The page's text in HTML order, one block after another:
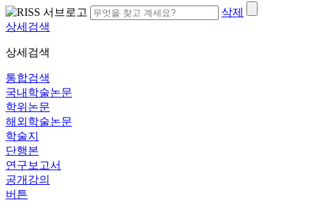
삭제
상세검색
상세검색
통합검색
국내학술논문
학위논문
해외학술논문
학술지
단행본
연구보고서
공개강의
버튼